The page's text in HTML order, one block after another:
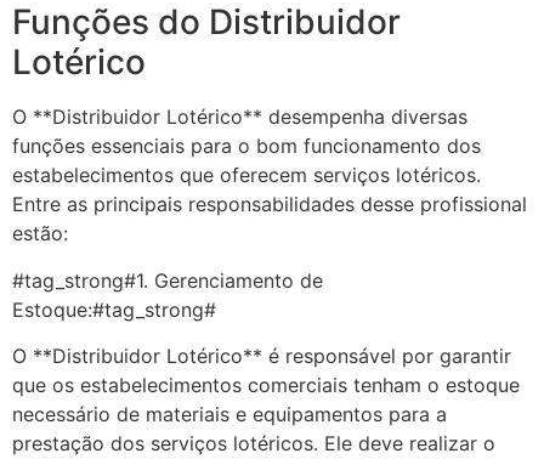
Funções do Distribuidor
Lotérico
O **Distribuidor Lotérico** desempenha diversas
funções essenciais para o bom funcionamento dos
estabelecimentos que oferecem serviços lotéricos.
Entre as principais responsabilidades desse profissional
estão:
#tag_strong#1. Gerenciamento de
Estoque:#tag_strong#
O **Distribuidor Lotérico** é responsável por garantir
que os estabelecimentos comerciais tenham o estoque
necessário de materiais e equipamentos para a
prestação dos serviços lotéricos. Ele deve realizar o